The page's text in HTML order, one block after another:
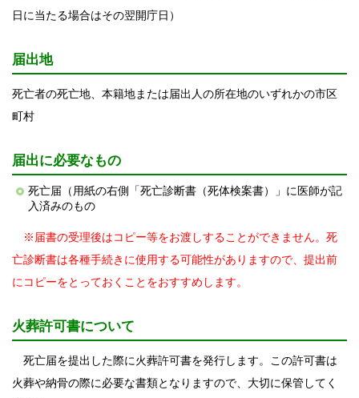
日に当たる場合はその翌開庁日）
届出地
死亡者の死亡地、本籍地または届出人の所在地のいずれかの市区
町村
届出に必要なもの
死亡届（用紙の右側「死亡診断書（死体検案書）」に医師が記
入済みのもの
※届書の受理後はコピー等をお渡しすることができません。死
亡診断書は各種手続きに使用する可能性がありますので、提出前
にコピーをとっておくことをおすすめします。
火葬許可書について
死亡届を提出した際に火葬許可書を発行します。この許可書は
火葬や納骨の際に必要な書類となりますので、大切に保管してく